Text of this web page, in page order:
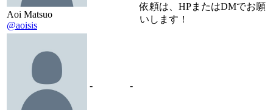
Aoi Matsuo
@aoisis
依頼は、HPまたはDMでお願
いします！
- -